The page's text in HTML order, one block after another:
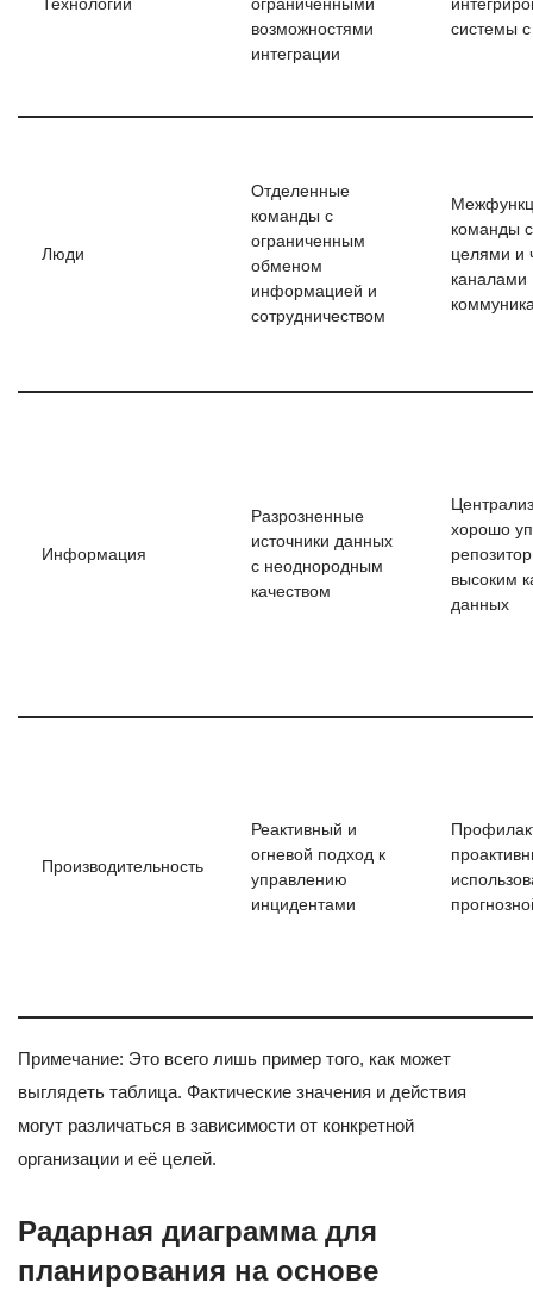
Технологии
ограниченными
возможностями
интеграции
системы
Люди
Отделенные
команды с
ограниченным
обменом
информацией и
сотрудничеством
команды
целями и
каналами
Информация
Разрозненные
источники данных
с неоднородным
качеством
хорошо
высоким
данных
Производительность
Реактивный и
огневой подход к
управлению
инцидентами
Примечание: Это всего лишь пример того, как может
выглядеть таблица. Фактические значения и действия
могут различаться в зависимости от конкретной
организации и её целей.
Радарная диаграмма для
планирования на основе